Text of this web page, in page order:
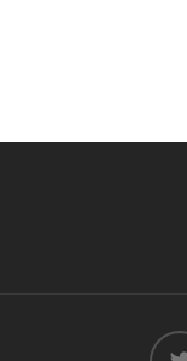
twitter